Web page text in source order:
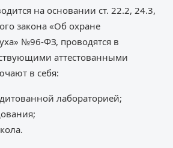
на основании ст. 22.2, 24.3,
закона «Об охране
№96-ФЗ, проводятся в
аттестованными
в себя:
лабораторией;